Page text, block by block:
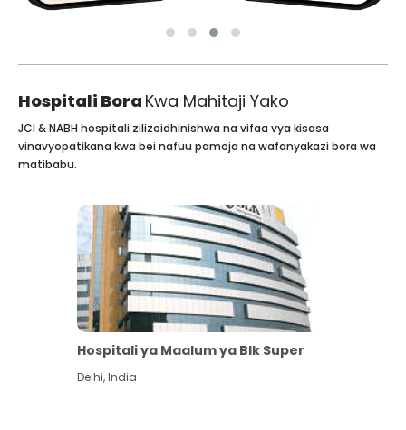
Hospitali Bora Kwa Mahitaji Yako
JCI & NABH hospitali zilizoidhinishwa na vifaa vya kisasa
vinavyopatikana kwa bei nafuu pamoja na wafanyakazi bora wa
matibabu.
Hospitali ya Maalum ya Blk Super
Delhi,India